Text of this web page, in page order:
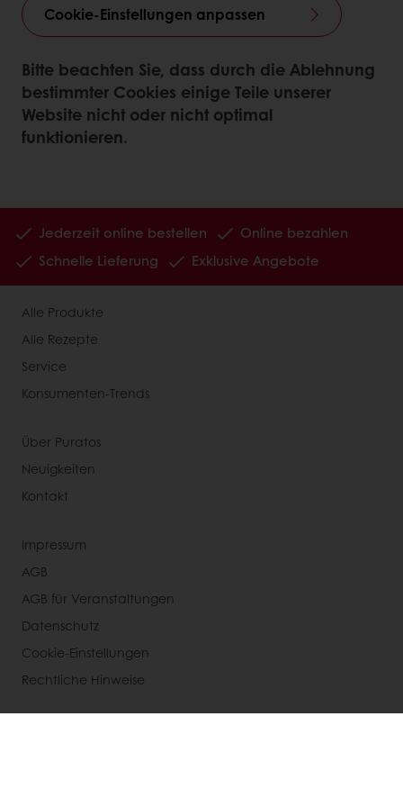
Cookie-Einstellungen anpassen
Bitte beachten Sie, dass durch die Ablehnung
bestimmter Cookies einige Teile unserer
Website nicht oder nicht optimal
funktionieren.
Jederzeit online bestellen
Online bezahlen
Schnelle Lieferung
Exklusive Angebote
Alle Produkte
Alle Rezepte
Service
Konsumenten-Trends
Über Puratos
Neuigkeiten
Kontakt
Impressum
AGB
AGB für Veranstaltungen
Datenschutz
Cookie-Einstellungen
Rechtliche Hinweise